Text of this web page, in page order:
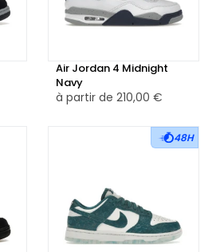
Air Jordan 4 Midnight
Navy
à partir de 210,00 €
48H